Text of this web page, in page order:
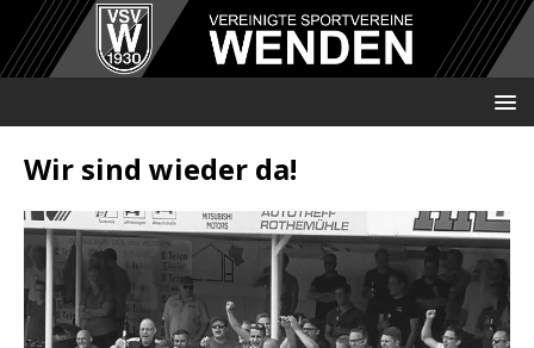
Wir sind wieder da!